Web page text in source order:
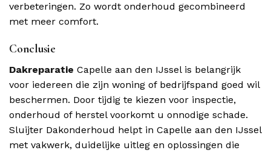
verbeteringen. Zo wordt onderhoud gecombineerd
met meer comfort.
Conclusie
Dakreparatie Capelle aan den IJssel is belangrijk
voor iedereen die zijn woning of bedrijfspand goed wil
beschermen. Door tijdig te kiezen voor inspectie,
onderhoud of herstel voorkomt u onnodige schade.
Sluijter Dakonderhoud helpt in Capelle aan den IJssel
met vakwerk, duidelijke uitleg en oplossingen die